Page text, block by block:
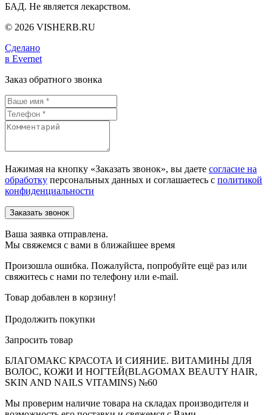
БАД. Не является лекарством.
© 2026 VISHERB.RU
Сделано
в Evernet
Заказ обратного звонка
Нажимая на кнопку «Заказать звонок», вы даете согласие на
обработку персональных данных и соглашаетесь c политикой
конфиденциальности
Ваша заявка отправлена.
Мы свяжемся с вами в ближайшее время
Произошла ошибка. Пожалуйста, попробуйте ещё раз или
свяжитесь с нами по телефону или e-mail.
Товар добавлен в корзину!
Продолжить покупки
Запросить товар
БЛАГОМАКС КРАСОТА И СИЯНИЕ. ВИТАМИНЫ ДЛЯ
ВОЛОС, КОЖИ И НОГТЕЙ(BLAGOMAX BEAUTY HAIR,
SKIN AND NAILS VITAMINS) №60
Мы проверим наличие товара на складах производителя и